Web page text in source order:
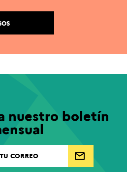
nuestro boletín